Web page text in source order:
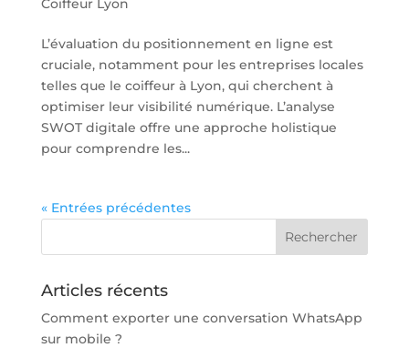
L’évaluation du positionnement en ligne est
cruciale, notamment pour les entreprises locales
telles que le coiffeur à Lyon, qui cherchent à
optimiser leur visibilité numérique. L’analyse
SWOT digitale offre une approche holistique
pour comprendre les...
« Entrées précédentes
Articles récents
Comment exporter une conversation WhatsApp
sur mobile ?